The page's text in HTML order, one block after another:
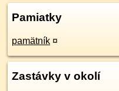
Pamiatky
pamätník ¤
Zastávky v okolí